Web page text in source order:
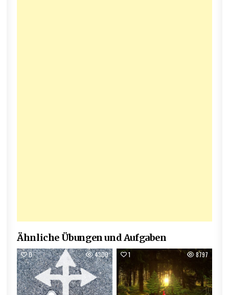
Ähnliche Übungen und Aufgaben
0 4300 1 8797